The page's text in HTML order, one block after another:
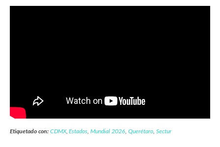
Etiquetado con: CDMX,Estados,Mundial 2026, Querétaro, Sectur